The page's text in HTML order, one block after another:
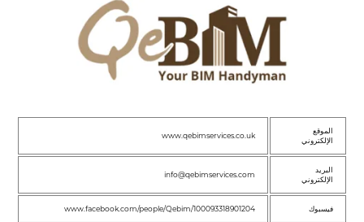
الموقع
الإلكتروني
www.qebimservices.co.uk
البريد
الإلكتروني
info@qebimservices.com
فيسبوك www.facebook.com/people/Qebim/100093318901204